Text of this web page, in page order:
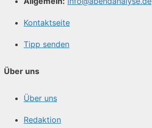
Kontaktseite
Tipp senden
Über uns
Über uns
Redaktion